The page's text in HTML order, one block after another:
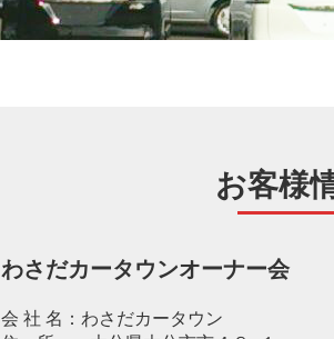
お客様
わさだカータウンオーナー会
会 社 名：わさだカータウン